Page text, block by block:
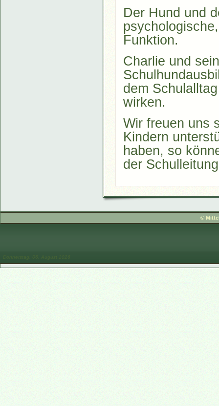
Der Hund und
Funktion.
Charlie und
dem
wirken.
Wir freuen uns
Kindern
haben, so
der
©